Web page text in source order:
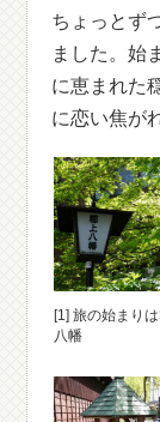
ちょっとず
ました。始
に恵まれた
に恋い焦が
[1] 旅の始まり
八幡